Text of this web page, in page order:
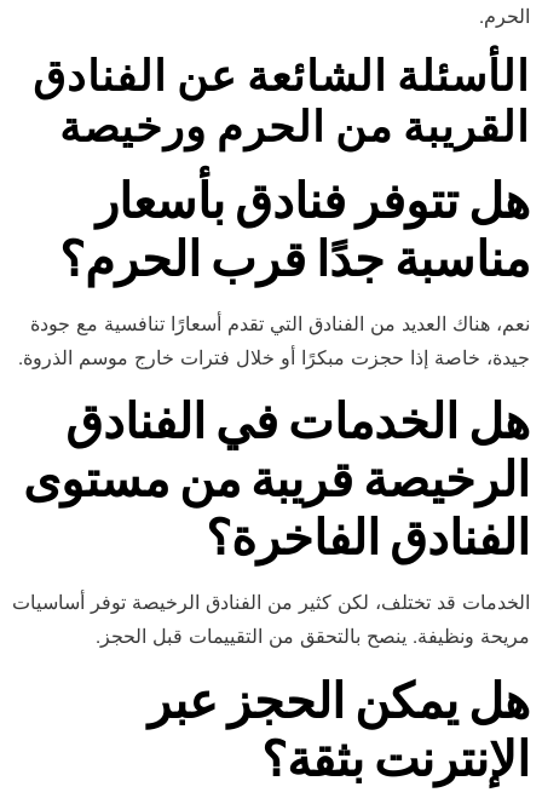
الحرم.
الأسئلة الشائعة عن الفنادق
القريبة من الحرم ورخيصة
هل تتوفر فنادق بأسعار
مناسبة جدًا قرب الحرم؟
نعم، هناك العديد من الفنادق التي تقدم أسعارًا تنافسية مع جودة
جيدة، خاصة إذا حجزت مبكرًا أو خلال فترات خارج موسم الذروة.
هل الخدمات في الفنادق
الرخيصة قريبة من مستوى
الفنادق الفاخرة؟
الخدمات قد تختلف، لكن كثير من الفنادق الرخيصة توفر أساسيات
مريحة ونظيفة. ينصح بالتحقق من التقييمات قبل الحجز.
هل يمكن الحجز عبر
الإنترنت بثقة؟